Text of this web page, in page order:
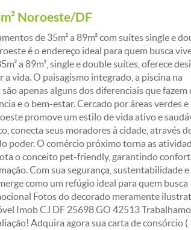
Noroeste/DF
de 35m² a 89m² com suítes single e
é o endereço ideal para quem busca
a 89m², single e double suítes, oferece
vida. O paisagismo integrado, a piscina na
apenas alguns dos diferenciais que fazem
e o bem-estar. Cercado por áreas verdes e
promove um estilo de vida ativo e
conecta seus moradores à cidade, através
poder. O comércio próximo torna as
o conceito pet-friendly, garantindo
Com sua segurança, sustentabilidade e
como um refúgio ideal para quem busca
Fotos do decorado meramente
Imob CJ DF 25698 GO 42513
Adquira agora sua carta de consórcio (